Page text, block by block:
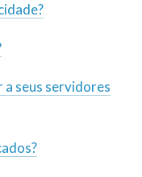
seus servidores